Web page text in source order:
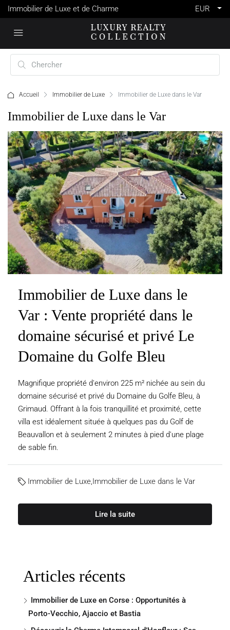
Immobilier de Luxe et de Charme EUR
Accueil Immobilier de Luxe Immobilier de Luxe dans le Var
Immobilier de Luxe dans le Var
Immobilier de Luxe dans le
Var : Vente propriété dans le
domaine sécurisé et privé Le
Domaine du Golfe Bleu
Magnifique propriété d'environ 225 m² nichée au sein du
domaine sécurisé et privé du Domaine du Golfe Bleu, à
Grimaud. Offrant à la fois tranquillité et proximité, cette
villa est idéalement située à quelques pas du Golf de
Beauvallon et à seulement 2 minutes à pied d'une plage
de sable fin.
Immobilier de Luxe,Immobilier de Luxe dans le Var
Lire la suite
Articles récents
Immobilier de Luxe en Corse : Opportunités à
Porto-Vecchio, Ajaccio et Bastia